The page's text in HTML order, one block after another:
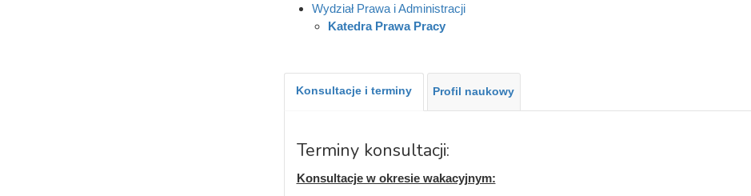
Wydział Prawa i Administracji
Katedra Prawa Pracy
Konsultacje i terminy Profil naukowy
Terminy konsultacji:
Konsultacje w okresie wakacyjnym: